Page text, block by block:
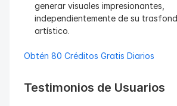
generar visuales impresionantes,
independientemente de su
artístico.
Obtén 80 Créditos Gratis Diarios
Testimonios de Usuarios